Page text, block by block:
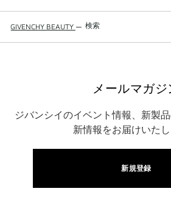
GIVENCHY BEAUTY — 検索
メールマガジ
ジバンシイのイベント情報、新製
新情報をお届けいたし
新規登録